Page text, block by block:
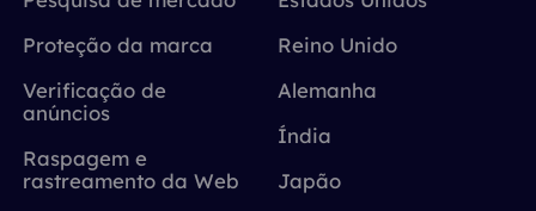
Proteção da marca
Verificação de
anúncios
Raspagem e
rastreamento da Web
Reino Unido
Alemanha
Índia
Japão